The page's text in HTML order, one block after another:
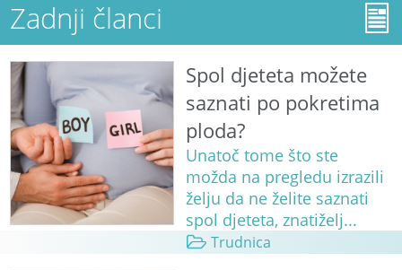
Zadnji članci
Spol djeteta možete
saznati po pokretima
ploda?
Unatoč tome što ste
možda na pregledu izrazili
želju da ne želite saznati
spol djeteta, znatiželj...
Trudnica